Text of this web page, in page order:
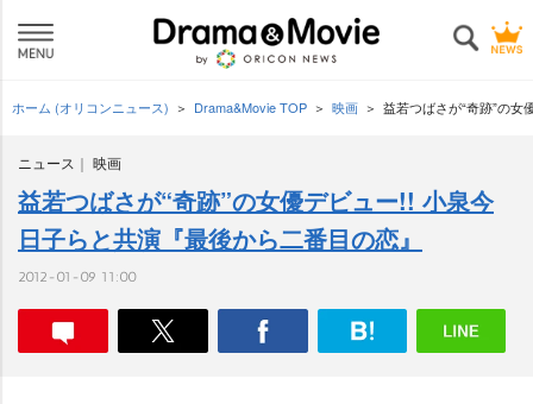
ホーム (オリコンニュース) Drama&Movie TOP 映画 益若つばさが“奇跡”の
ニュース 映画
益若つばさが“奇跡”の女優デビュー!! 小泉今
日子らと共演『最後から二番目の恋』
2012-01-09 11:00